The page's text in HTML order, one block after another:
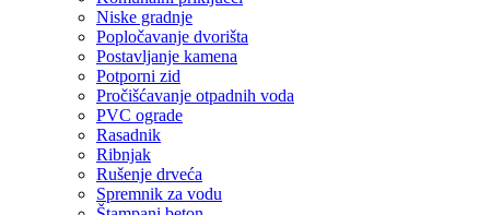
Niske gradnje
Popločavanje dvorišta
Postavljanje kamena
Potporni zid
Pročišćavanje otpadnih voda
PVC ograde
Rasadnik
Ribnjak
Rušenje drveća
Spremnik za vodu